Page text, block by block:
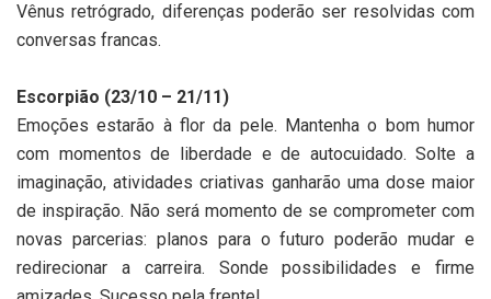
Vênus retrógrado, diferenças poderão ser resolvidas com
conversas francas.
Escorpião (23/10 – 21/11)
Emoções estarão à flor da pele. Mantenha o bom humor
com momentos de liberdade e de autocuidado. Solte a
imaginação, atividades criativas ganharão uma dose maior
de inspiração. Não será momento de se comprometer com
novas parcerias: planos para o futuro poderão mudar e
redirecionar a carreira. Sonde possibilidades e firme